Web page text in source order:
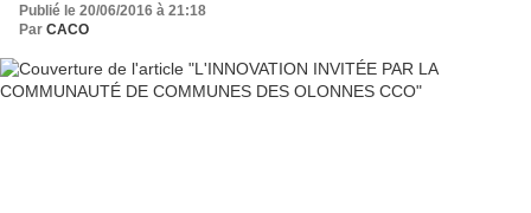
Publié le 20/06/2016 à 21:18
Par CACO